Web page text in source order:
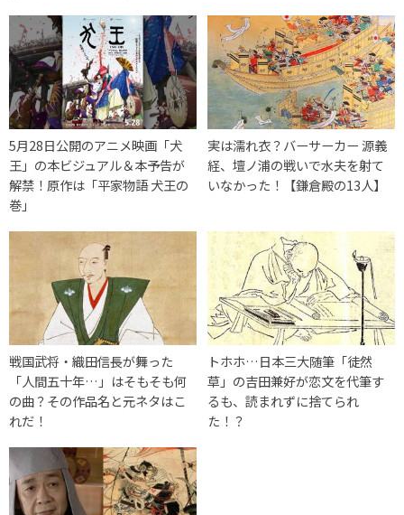
5月28日公開のアニメ映画「犬
王」の本ビジュアル＆本予告が
解禁！原作は「平家物語 犬王の
巻」
実は濡れ衣？バーサーカー 源義
経、壇ノ浦の戦いで水夫を射て
いなかった！【鎌倉殿の13人】
戦国武将・織田信長が舞った
「人間五十年…」はそもそも何
の曲？その作品名と元ネタはこ
れだ！
トホホ…日本三大随筆「徒然
草」の吉田兼好が恋文を代筆す
るも、読まれずに捨てられ
た！？